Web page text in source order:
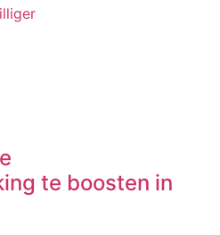
te boosten in